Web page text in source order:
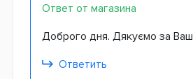
Ответ от магазина
Доброго дня. Дякуємо за Ваш
Ответить